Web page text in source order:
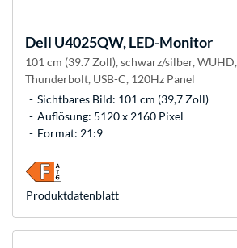
Dell U4025QW, LED-Monitor
101 cm (39.7 Zoll), schwarz/silber,
Thunderbolt, USB-C, 120Hz Panel
Sichtbares Bild: 101 cm (39,7 Zoll)
Auflösung: 5120 x 2160 Pixel
Format: 21:9
Produkt­datenblatt